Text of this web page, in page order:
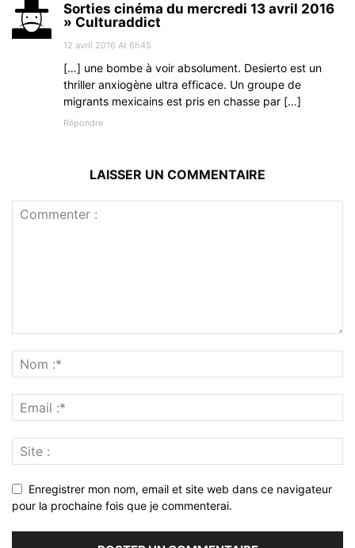
Sorties cinéma du mercredi 13 avril 2016
» Culturaddict
12 avril 2016 At 6h45
[…] une bombe à voir absolument. Desierto est un
thriller anxiogène ultra efficace. Un groupe de
migrants mexicains est pris en chasse par […]
Répondre
LAISSER UN COMMENTAIRE
Enregistrer mon nom, email et site web dans ce navigateur
pour la prochaine fois que je commenterai.